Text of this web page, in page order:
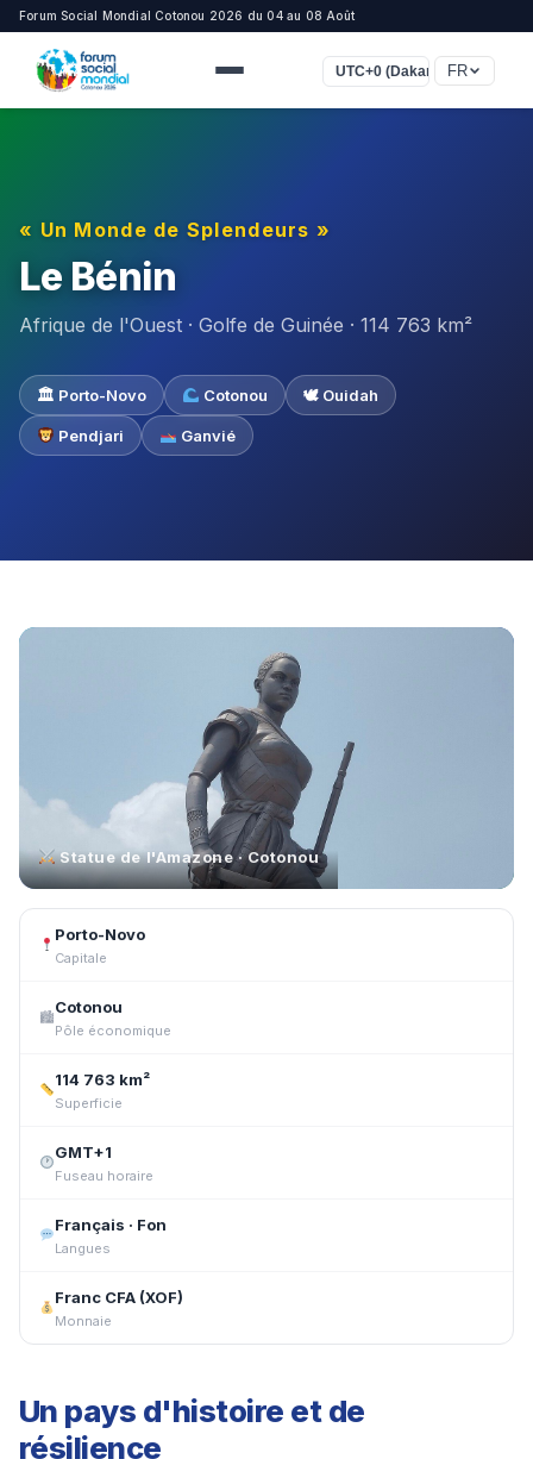
Forum Social Mondial Cotonou 2026 du 04 au 08 Août
UTC+0 (Dakar, Casablanca)
FR
« Un Monde de Splendeurs »
Le Bénin
Afrique de l'Ouest · Golfe de Guinée · 114 763 km²
🏛 Porto-Novo Cotonou 🕊 Ouidah
Pendjari Ganvié
Un pays d'histoire et de
résilience
Statue de l'Amazone · Cotonou
Porto-Novo
Capitale
🏙
Cotonou
Pôle économique
114 763 km²
Superficie
GMT+1
Fuseau horaire
Français · Fon
Langues
Franc CFA (XOF)
Monnaie